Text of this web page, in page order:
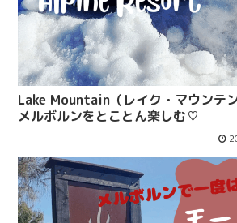
Lake Mountain（レイク・マウンテ
メルボルンをとことん楽しむ♡